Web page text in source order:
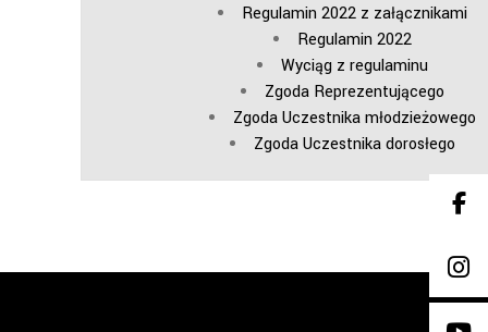
Regulamin 2022 z załącznikami
Regulamin 2022
Wyciąg z regulaminu
Zgoda Reprezentującego
Zgoda Uczestnika młodzieżowego
Zgoda Uczestnika dorosłego